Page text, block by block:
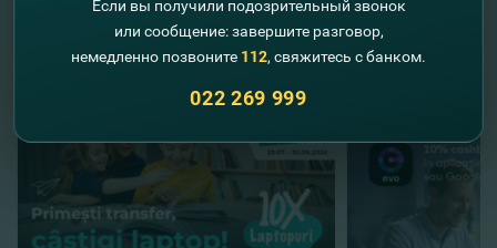
Другие новости
Если вы получили подозрительный звонок
или сообщение: завершите разговор,
немедленно позвоните 112, свяжитесь с банком.
022 269 999